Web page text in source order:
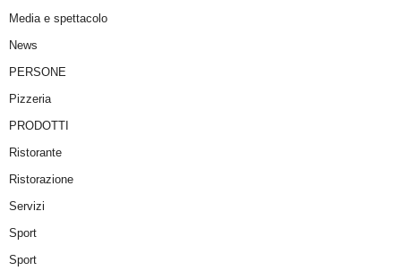
Media e spettacolo
News
PERSONE
Pizzeria
PRODOTTI
Ristorante
Ristorazione
Servizi
Sport
Sport